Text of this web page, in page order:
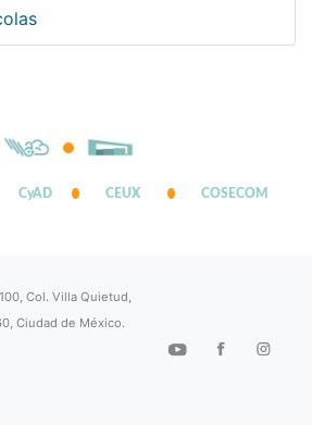
CyAD CEUX COSECOM
Col. Villa Quietud,
Ciudad de México.